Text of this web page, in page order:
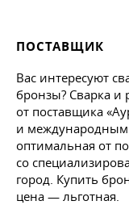
ПОСТАВЩИК
Вас интересуют
бронзы? Сварка и
от поставщика
и международным
оптимальная от
со
город. Купить
цена — льготная.